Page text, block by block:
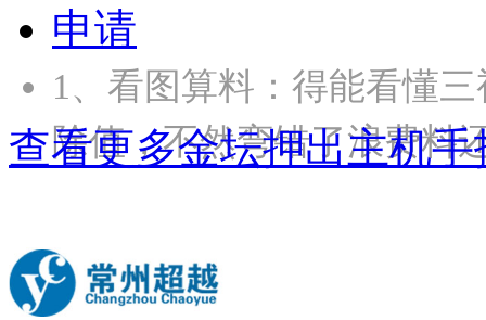
申请
1、‌看图算料‌：得能看懂
除值，不然弯错了浪费
查看更多金坛押出主机